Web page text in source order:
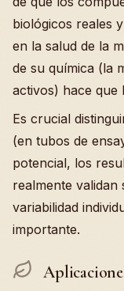
biológicos reales
en la salud de la
de su química (la
activos) hace que
Es crucial
(en tubos de
potencial, los
realmente
variabilidad
importante.